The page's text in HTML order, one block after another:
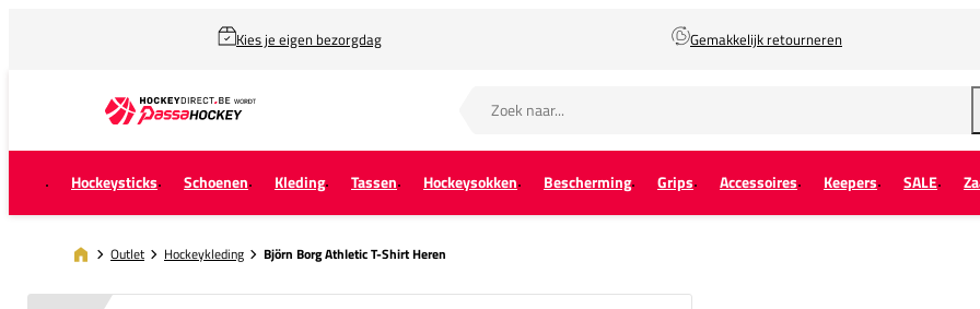
Kies je eigen bezorgdag Gemakkelijk retourneren
Hockeysticks Schoenen Kleding Tassen Hockeysokken Bescherming Grips Accessoires Keepers SALE
Outlet Hockeykleding Björn Borg Athletic T-Shirt Heren